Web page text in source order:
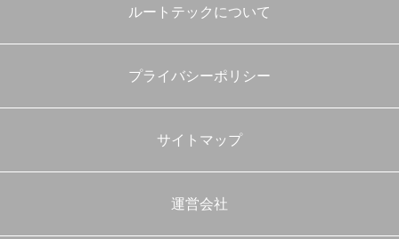
ルートテックについて
プライバシーポリシー
サイトマップ
運営会社